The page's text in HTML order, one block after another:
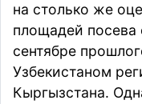
на столько же
площадей посева
сентябре
Узбекистаном
Кыргызстана.